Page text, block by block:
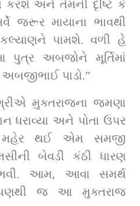
કરશે અને તેમની દૃષ્ટિ કે
જરૂર માયાના ભાવથી
પામશે. વળી હે
પુત્ર અબજોને મૂર્તિમાં
પાડો.”
ધરાવ્યા અને પોતા ઉપર
મહેર થઈ એમ સમજી
બેવડી કંઠી ધારણ
આમ, આવા સમર્થ